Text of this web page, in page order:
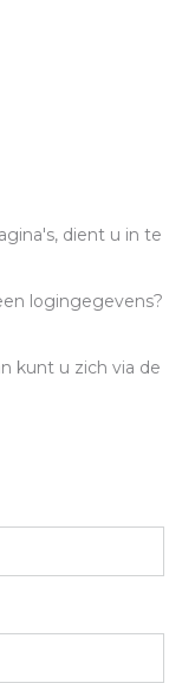
dient u in te
logingegevens?
kunt u zich via de